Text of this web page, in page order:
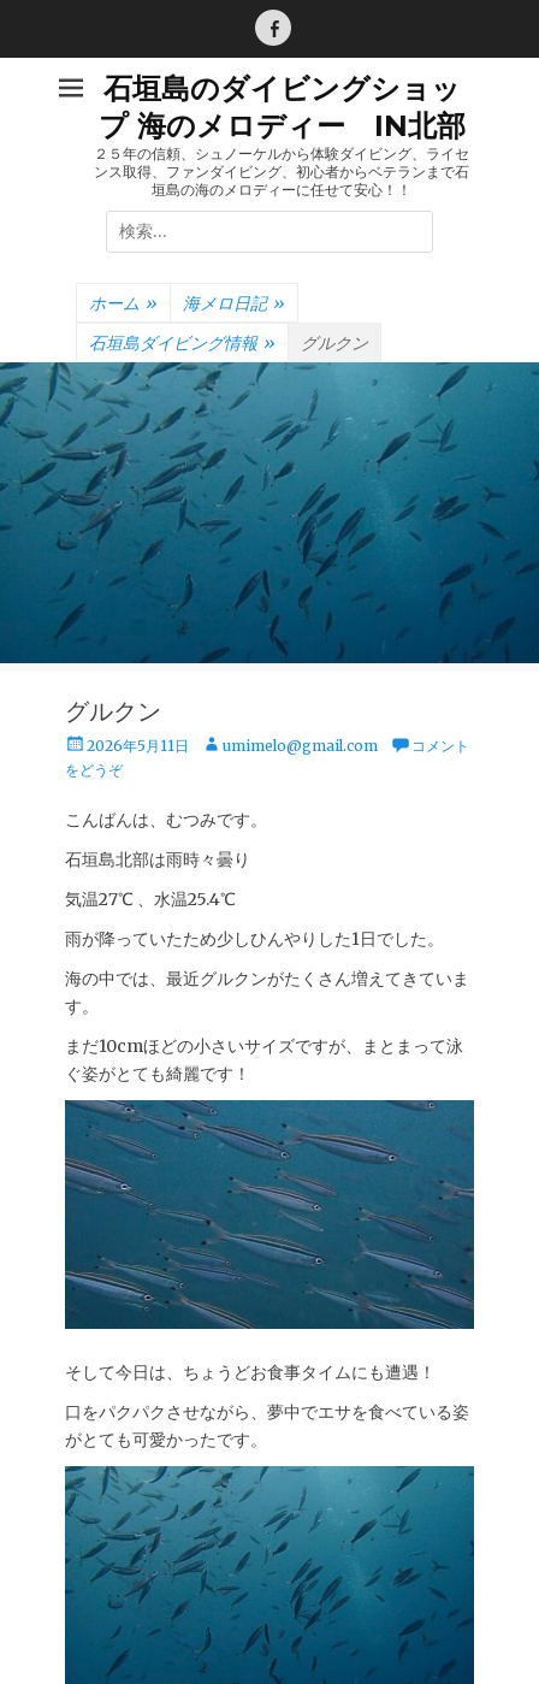
Facebook
石垣島のダイビングショッ
プ 海のメロディー IN北部
２５年の信頼、シュノーケルから体験ダイビング、ライセ
ンス取得、ファンダイビング、初心者からベテランまで石
垣島の海のメロディーに任せて安心！！
検
索:
ホーム » 海メロ日記 »
石垣島ダイビング情報 » グルクン
グルクン
投
稿
2026年5月11日
投 umimelo@gmail.com
コメント
をどうぞ
こんばんは、むつみです。
石垣島北部は雨時々曇り
気温27℃ 、水温25.4℃
雨が降っていたため少しひんやりした1日でした。
海の中では、最近グルクンがたくさん増えてきていま
す。
まだ10cmほどの小さいサイズですが、まとまって泳
ぐ姿がとても綺麗です！
そして今日は、ちょうどお食事タイムにも遭遇！
口をパクパクさせながら、夢中でエサを食べている姿
がとても可愛かったです。